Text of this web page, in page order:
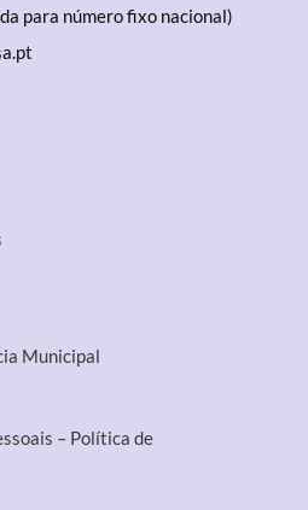
para número fixo nacional)
Municipal
– Política de